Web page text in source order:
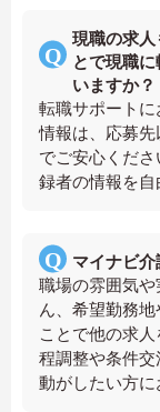
現職の求人
とで現職
いますか？
転職サポート
情報は、応募
でご安心くだ
録者の情報を自
マイナビ
職場の雰囲気
ん、希望勤務
ことで他の求
程調整や条件
動がしたい方に